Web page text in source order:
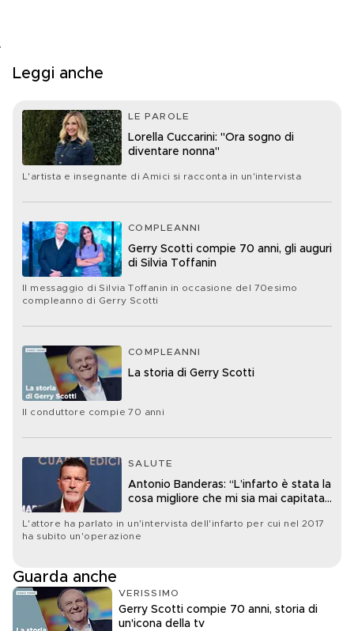
Leggi anche
LE PAROLE
Lorella Cuccarini: "Ora sogno di
diventare nonna"
L'artista e insegnante di Amici si racconta in un'intervista
COMPLEANNI
Gerry Scotti compie 70 anni, gli auguri
di Silvia Toffanin
Il messaggio di Silvia Toffanin in occasione del 70esimo
compleanno di Gerry Scotti
COMPLEANNI
La storia di Gerry Scotti
Il conduttore compie 70 anni
SALUTE
Antonio Banderas: “L’infarto è stata la
cosa migliore che mi sia mai capitata
L'attore ha parlato in un'intervista dell'infarto per cui nel 2017
ha subito un'operazione
Guarda anche
VERISSIMO
Gerry Scotti compie 70 anni, storia di
un'icona della tv